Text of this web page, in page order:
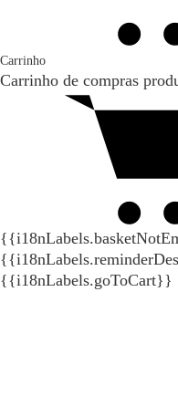
Carrinho
Carrinho de compras
{{i18nLabels.goToCart}}